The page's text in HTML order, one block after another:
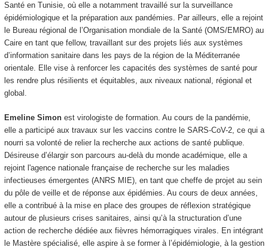
Santé en Tunisie, où elle a notamment travaillé sur la surveillance
épidémiologique et la préparation aux pandémies. Par ailleurs, elle a rejoint
le Bureau régional de l’Organisation mondiale de la Santé (OMS/EMRO) au
Caire en tant que fellow, travaillant sur des projets liés aux systèmes
d’information sanitaire dans les pays de la région de la Méditerranée
orientale. Elle vise à renforcer les capacités des systèmes de santé pour
les rendre plus résilients et équitables, aux niveaux national, régional et
global.
Emeline Simon est virologiste de formation. Au cours de la pandémie,
elle a participé aux travaux sur les vaccins contre le SARS-CoV-2, ce qui a
nourri sa volonté de relier la recherche aux actions de santé publique.
Désireuse d’élargir son parcours au-delà du monde académique, elle a
rejoint l'agence nationale française de recherche sur les maladies
infectieuses émergentes (ANRS MIE), en tant que cheffe de projet au sein
du pôle de veille et de réponse aux épidémies. Au cours de deux années,
elle a contribué à la mise en place des groupes de réflexion stratégique
autour de plusieurs crises sanitaires, ainsi qu’à la structuration d’une
action de recherche dédiée aux fièvres hémorragiques virales. En intégrant
le Mastère spécialisé, elle aspire à se former à l’épidémiologie, à la gestion